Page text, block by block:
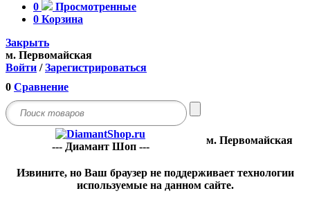
0
Просмотренные
0 Корзина
Закрыть
м. Первомайская
Войти /Зарегистрироваться
0 Сравнение
--- Диамант Шоп ---
м. Первомайская
Извините, но Ваш браузер не поддерживает технологии
используемые на данном сайте.